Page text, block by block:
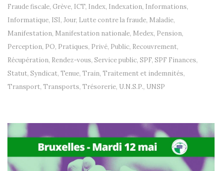
Fraude fiscale, Grève, ICT, Index, Indexation, Informations,
Informatique, ISI, Jour, Lutte contre la fraude, Maladie,
Manifestation, Manifestation nationale, Medex, Pension,
Perception, PO, Pratiques, Privé, Public, Recouvrement,
Récupération, Rendez-vous, Service public, SPF, SPF Finances,
Statut, Syndicat, Tenue, Train, Traitement et indemnités,
Transport, Transports, Trésorerie, U.N.S.P., UNSP